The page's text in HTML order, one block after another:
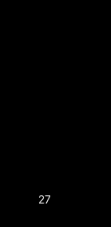
27